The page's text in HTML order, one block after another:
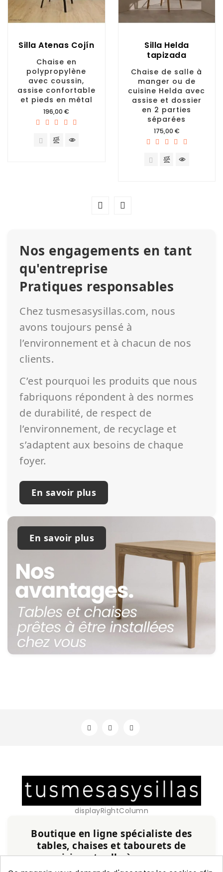
Silla Atenas Cojín
Chaise en
polypropylène
avec coussin,
assise confortable
et pieds en métal
Prix
196,00 €
Silla Helda
tapizada
Chaise de salle à
manger ou de
cuisine Helda avec
assise et dossier
en 2 parties
séparées
Prix
175,00 €
Nos engagements en tant
qu'entreprise
Pratiques responsables
Chez tusmesasysillas.com, nous
avons toujours pensé à
l’environnement et à chacun de nos
clients.
C’est pourquoi les produits que nous
fabriquons répondent à des normes
de durabilité, de respect de
l’environnement, de recyclage et
s’adaptent aux besoins de chaque
foyer.
En savoir plus
En savoir plus
displayRightColumn
Boutique en ligne spécialiste des
tables, chaises et tabourets de
cuisine et salle à manger